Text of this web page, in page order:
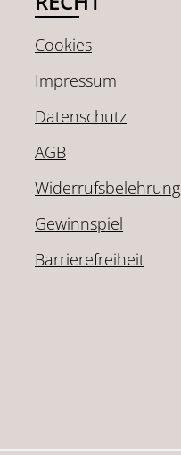
Cookies
Impressum
Datenschutz
AGB
Widerrufsbelehrung
Gewinnspiel
Barrierefreiheit